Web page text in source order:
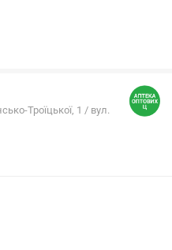
Троїцької, 1 / вул.